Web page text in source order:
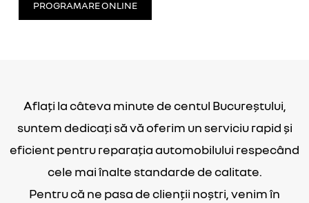
PROGRAMARE ONLINE
Aflați la câteva minute de centul Bucureștului,
suntem dedicați să vă oferim un serviciu rapid și
eficient pentru reparația automobilului respecând
cele mai înalte standarde de calitate.
Pentru că ne pasa de clienții noștri, venim în